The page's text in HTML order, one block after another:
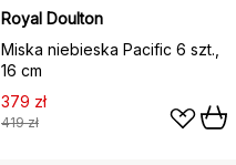
Royal Doulton
Miska niebieska Pacific 6 szt.,
16 cm
379 zł
419 zł